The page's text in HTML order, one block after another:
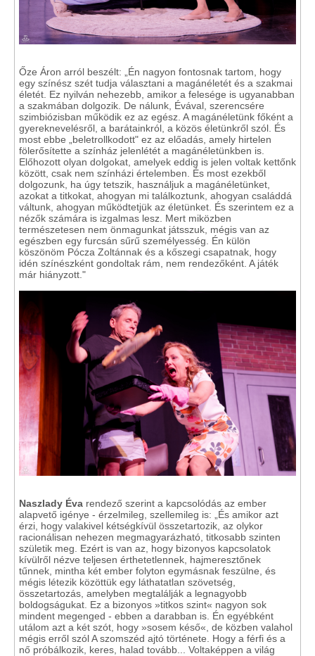
Őze Áron arról beszélt: „Én nagyon fontosnak tartom, hogy
egy színész szét tudja választani a magánéletét és a szakmai
életét. Ez nyilván nehezebb, amikor a felesége is ugyanabban
a szakmában dolgozik. De nálunk, Évával, szerencsére
szimbiózisban működik ez az egész. A magánéletünk főként a
gyereknevelésről, a barátainkról, a közös életünkről szól. És
most ebbe „beletrollkodott" ez az előadás, amely hirtelen
fölerősítette a színház jelenlétét a magánéletünkben is.
Előhozott olyan dolgokat, amelyek eddig is jelen voltak kettőnk
között, csak nem színházi értelemben. És most ezekből
dolgozunk, ha úgy tetszik, használjuk a magánéletünket,
azokat a titkokat, ahogyan mi találkoztunk, ahogyan családdá
váltunk, ahogyan működtetjük az életünket. És szerintem ez a
nézők számára is izgalmas lesz. Mert miközben
természetesen nem önmagunkat játsszuk, mégis van az
egészben egy furcsán sűrű személyesség. Én külön
köszönöm Pócza Zoltánnak és a kőszegi csapatnak, hogy
idén színészként gondoltak rám, nem rendezőként. A játék
már hiányzott."
Naszlady Éva rendező szerint a kapcsolódás az ember
alapvető igénye - érzelmileg, szellemileg is: „És amikor azt
érzi, hogy valakivel kétségkívül összetartozik, az olykor
racionálisan nehezen megmagyarázható, titkosabb szinten
születik meg. Ezért is van az, hogy bizonyos kapcsolatok
kívülről nézve teljesen érthetetlennek, hajmeresztőnek
tűnnek, mintha két ember folyton egymásnak feszülne, és
mégis létezik közöttük egy láthatatlan szövetség,
összetartozás, amelyben megtalálják a legnagyobb
boldogságukat. Ez a bizonyos »titkos szint« nagyon sok
mindent megenged - ebben a darabban is. Én egyébként
utálom azt a két szót, hogy »sosem késő«, de közben valahol
mégis erről szól A szomszéd ajtó története. Hogy a férfi és a
nő próbálkozik, keres, halad tovább... Voltaképpen a világ